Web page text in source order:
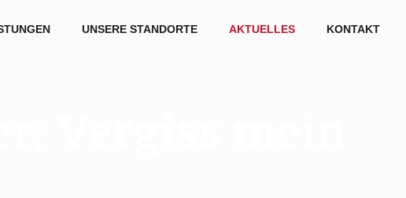
UNSERE STANDORTE AKTUELLES KONTAKT